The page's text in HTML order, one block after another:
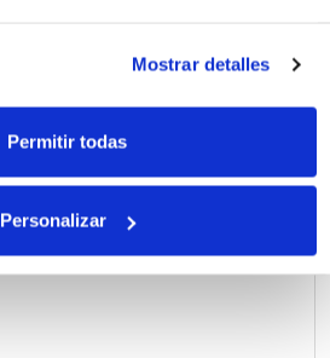
Mostrar detalles
Permitir todas
PersonalizarColgante oro Ojo Turco